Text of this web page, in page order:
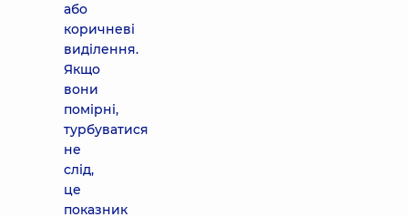
або
коричневі
виділення.
Якщо
вони
помірні,
турбуватися
не
слід,
це
показник